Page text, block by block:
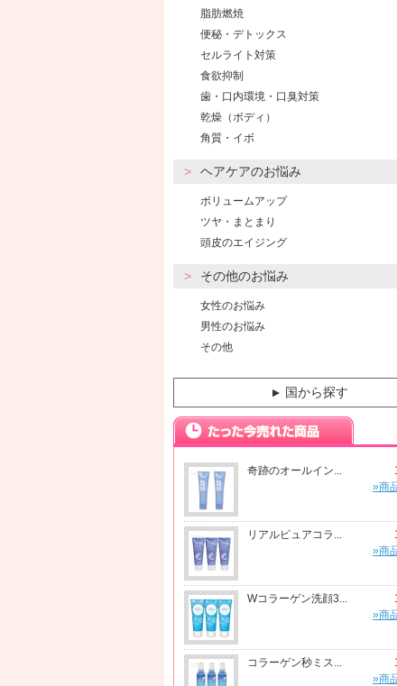
脂肪燃焼
便秘・デトックス
セルライト対策
食欲抑制
歯・口内環境・口臭対策
乾燥（ボディ）
角質・イボ
ヘアケアのお悩み
ボリュームアップ
ツヤ・まとまり
頭皮のエイジング
その他のお悩み
女性のお悩み
男性のお悩み
その他
▼ 国から探す
奇跡のオールイン...
»商
リアルピュアコラ...
»商
Wコラーゲン洗顔3...
»商
コラーゲン秒ミス...
»商